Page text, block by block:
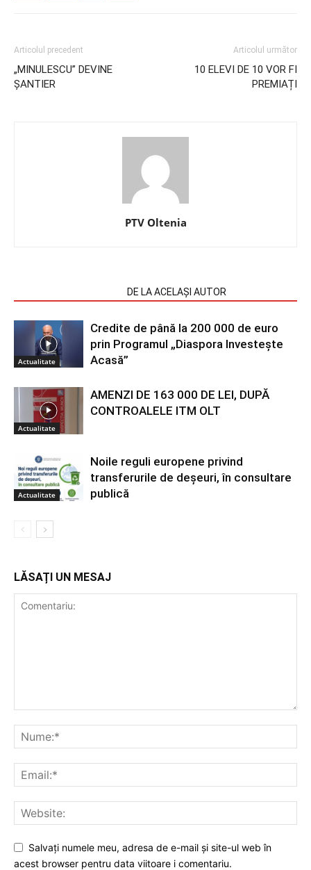
Articolul precedent
„MINULESCU” DEVINE
ȘANTIER
Articolul următor
10 ELEVI DE 10 VOR FI
PREMIAȚI
PTV Oltenia
DE LA ACELAȘI AUTOR
Actualitate
Credite de până la 200 000 de euro
prin Programul „Diaspora Investește
Acasă”
Actualitate
AMENZI DE 163 000 DE LEI, DUPĂ
CONTROALELE ITM OLT
Actualitate
Noile reguli europene privind
transferurile de deșeuri, în consultare
publică
LĂSAȚI UN MESAJ
Salvați numele meu, adresa de e-mail și site-ul web în
acest browser pentru data viitoare i comentariu.